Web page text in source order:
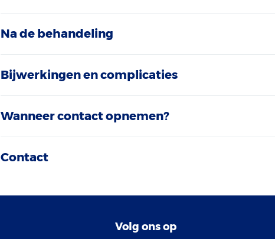
Na de behandeling
Bijwerkingen en complicaties
Wanneer contact opnemen?
Contact
Volg ons op